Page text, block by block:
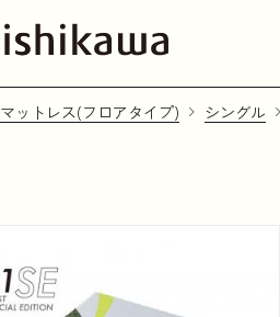
マットレス(フロアタイプ) シングル